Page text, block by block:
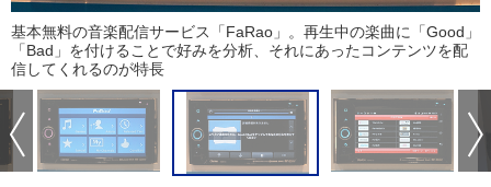
基本無料の音楽配信サービス「FaRao」。再生中の楽曲に「Good」
「Bad」を付けることで好みを分析、それにあったコンテンツを配
信してくれるのが特長